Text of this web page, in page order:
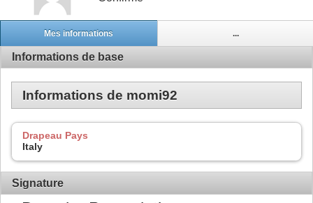
Mes informations ...
Informations de base
Informations de momi92
Drapeau Pays
Italy
Signature